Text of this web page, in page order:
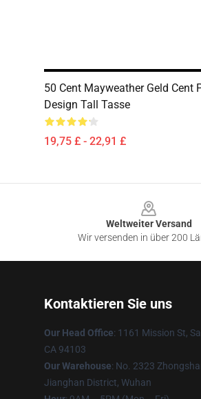
50 Cent Mayweather Geld Cent
Design Tall Tasse
19,75 £ - 22,91 £
Weltweiter Versand
Wir versenden in über 200
Kontaktieren Sie uns
Our Head Office: 1161 Mission St,
CA 94103
Our Warehouse: No. 2323
Jianghan District, Wuhan